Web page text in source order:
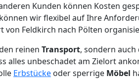
Kunden können Kosten
wir flexibel auf Ihre
Feldkirch nach Pölten
reinen Transport, sondern
alles unbeschadet am Zielort
Erbstücke oder sperrige Möbel